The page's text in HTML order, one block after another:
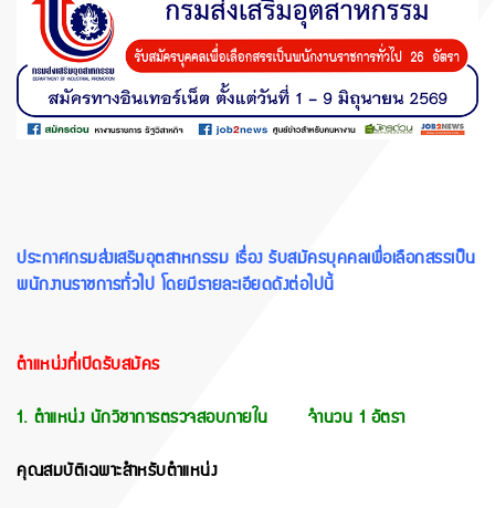
ประกาศกรมส่งเสริมอุตสาหกรรม เรื่อง รับสมัครบุคคลเพื่อเลือกสรรเป็น
พนักงานราชการทั่วไป โดยมีรายละเอียดดังต่อไปนี้
ตำแหน่งที่เปิดรับสมัคร
1. ตำแหน่ง นักวิชาการตรวจสอบภายใน จำนวน 1 อัตรา
คุณสมบัติเฉพาะสำหรับตำแหน่ง